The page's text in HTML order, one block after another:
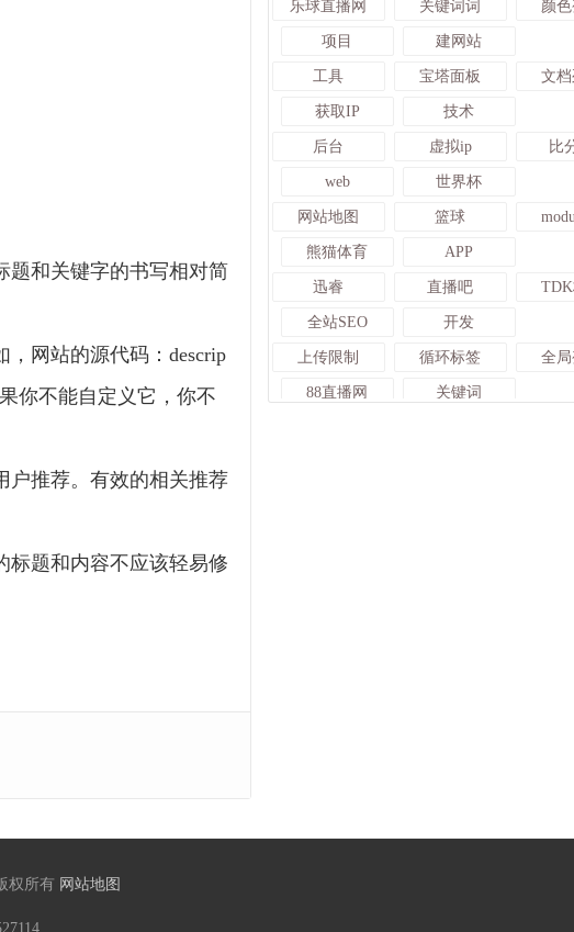
题和关键字的书写相对简
网站的源代码：descrip
你不能自定义它，你不
户推荐。有效的相关推荐
标题和内容不应该轻易修
乐球直播网 关键词词 颜
项目 建网站
工具 宝塔面板 文
获取IP 技术
后台 虚拟ip 比
web 世界杯
网站地图 篮球
熊猫体育 APP
迅睿 直播吧
全站SEO 开发
上传限制 循环标签 全
88直播网 关键词
权所有 网站地图